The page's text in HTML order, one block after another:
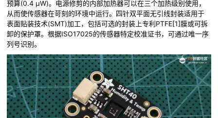
预算(0.4 μW)。电源修剪的内部加热器可以在三个加热级别使用，
从而使传感器在苛刻的环境中运行。四针双平面无引线封装适用于
表面贴装技术(SMT)加工，包括可选的封装上专利PTFE[1]膜或可拆
卸的保护罩。根据ISO17025的传感器特定校准证书，可通过唯一序
列号识别。